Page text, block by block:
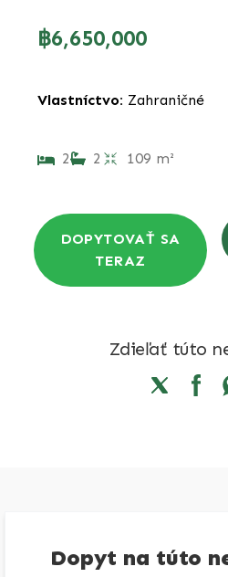
฿6,650,000
Vlastníctvo: Zahraničné
2 2 109 m²
DOPYTOVAŤ SA
TERAZ
Zdieľať túto
Dopyt na túto